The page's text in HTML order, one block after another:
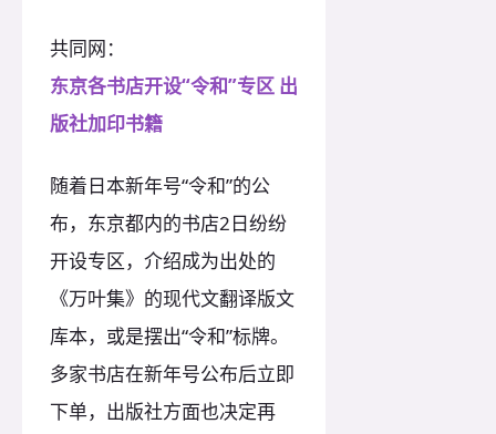
共同网：
东京各书店开设“令和”专区 出
版社加印书籍
随着日本新年号“令和”的公
布，东京都内的书店2日纷纷
开设专区，介绍成为出处的
《万叶集》的现代文翻译版文
库本，或是摆出“令和”标牌。
多家书店在新年号公布后立即
下单，出版社方面也决定再